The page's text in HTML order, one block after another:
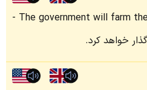
The government will farm
خواهد کرد.